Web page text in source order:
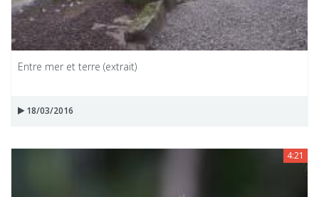
Entre mer et terre (extrait)
18/03/2016
4:21